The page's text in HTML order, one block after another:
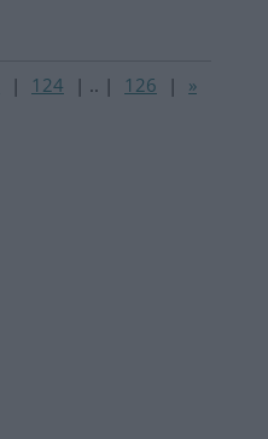
| 124 | .. | 126 | »